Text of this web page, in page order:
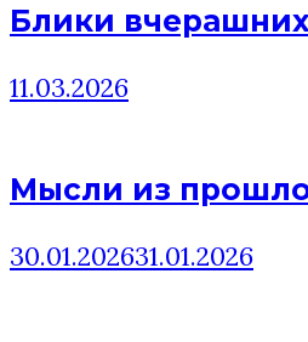
Блики
11.03.2026
Мысли из
30.01.202631.01.2026